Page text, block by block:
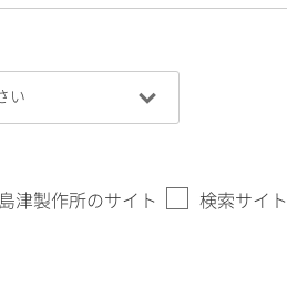
島津製作所のサイト 検索サイト